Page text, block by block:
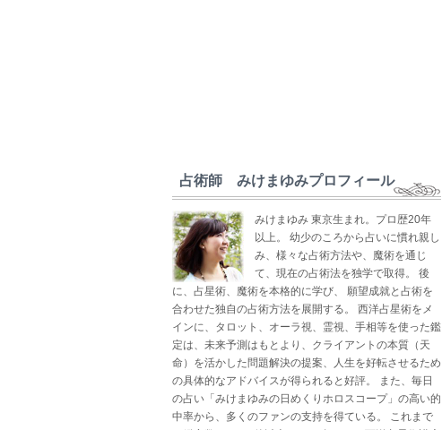
占術師 みけまゆみプロフィール
みけまゆみ 東京生まれ。プロ歴20年
以上。 幼少のころから占いに慣れ親し
み、様々な占術方法や、魔術を通じ
て、現在の占術法を独学で取得。 後
に、占星術、魔術を本格的に学び、 願望成就と占術を
合わせた独自の占術方法を展開する。 西洋占星術をメ
インに、タロット、オーラ視、霊視、手相等を使った鑑
定は、未来予測はもとより、クライアントの本質（天
命）を活かした問題解決の提案、人生を好転させるため
の具体的なアドバイスが得られると好評。 また、毎日
の占い「みけまゆみの日めくりホロスコープ」の高い的
中率から、多くのファンの支持を得ている。 これまで